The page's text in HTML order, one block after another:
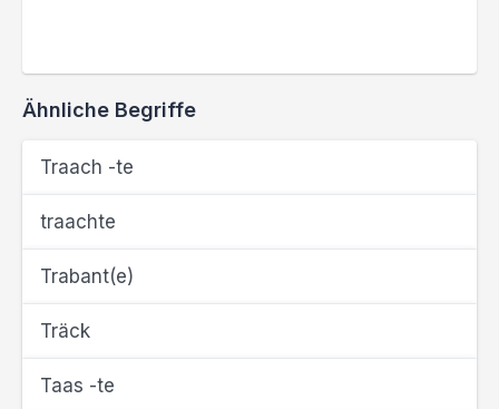
Ähnliche Begriffe
Traach -te
traachte
Trabant(e)
Träck
Taas -te